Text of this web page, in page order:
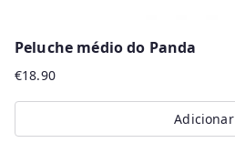
Peluche médio do Panda
€18.90
Adicionar